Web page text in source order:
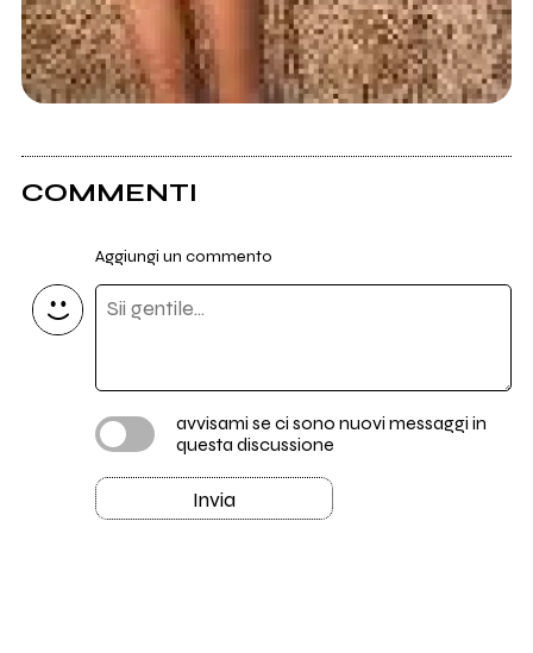
COMMENTI
Aggiungi un commento
avvisami se ci sono nuovi messaggi in
questa discussione
Invia